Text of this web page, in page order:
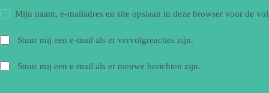
Mijn naam, e-mailadres en site opslaan in deze browser voor de
Stuur mij een e-mail als er vervolgreacties zijn.
Stuur mij een e-mail als er nieuwe berichten zijn.